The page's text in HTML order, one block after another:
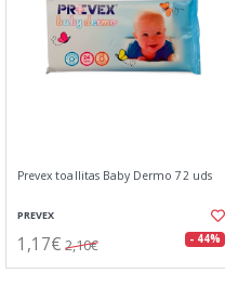
Prevex toallitas Baby Dermo 72 uds
PREVEX
1,17€ 2,10€ - 44%